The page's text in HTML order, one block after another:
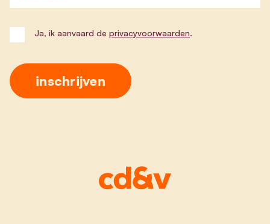
Ja, ik aanvaard de privacyvoorwaarden.